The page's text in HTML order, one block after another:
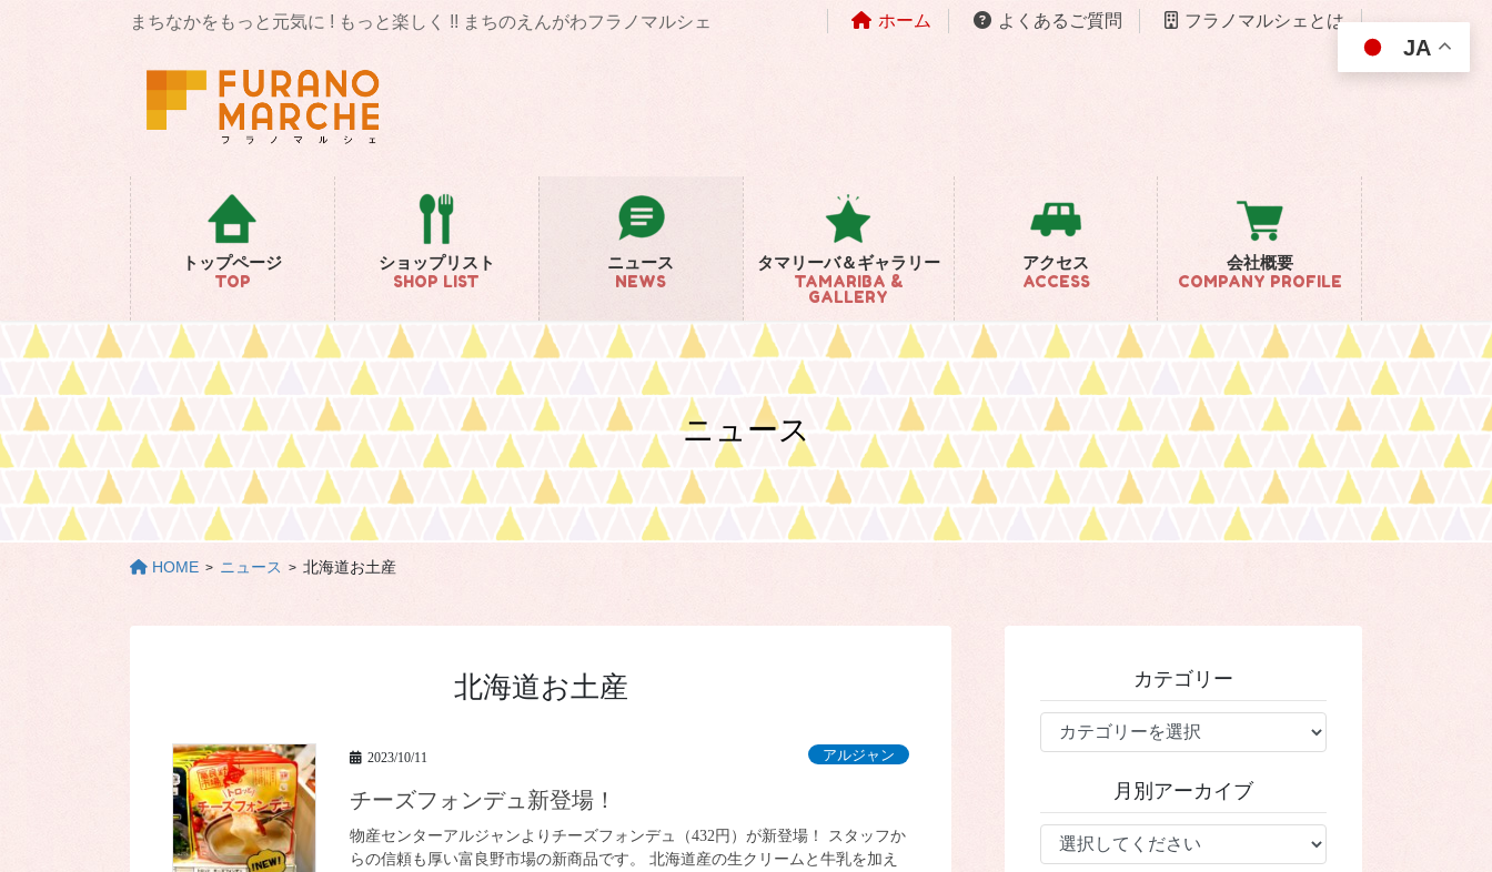
まちなかをもっと元気に ! もっと楽しく !! まちのえんがわフラノマルシェ ホーム よくあるご質問 フラノマルシェとは
トップページ
TOP
ショップリスト
SHOP LIST
ニュース
NEWS
タマリーバ＆ギャラリー
TAMARIBA &
GALLERY
アクセス
ACCESS
会社概要
COMPANY PROFILE
ニュース
HOME ニュース 北海道お土産
北海道お土産
2023/10/11 アルジャン
チーズフォンデュ新登場！
物産センターアルジャンよりチーズフォンデュ（432円）が新登場！ スタッフか
らの信頼も厚い富良野市場の新商品です。 北海道産の生クリームと牛乳を加え
カテゴリー
テ
ー
月別アーカイブ
JA